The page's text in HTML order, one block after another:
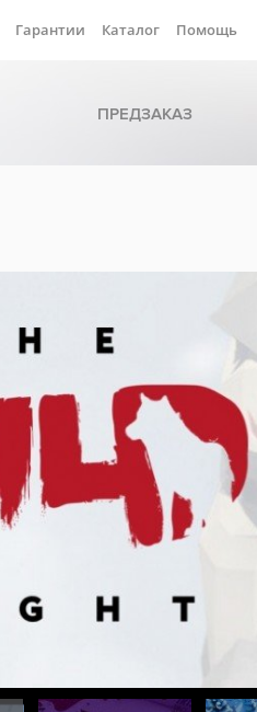
Гарантии Каталог Помощь
ПРЕДЗАКАЗ